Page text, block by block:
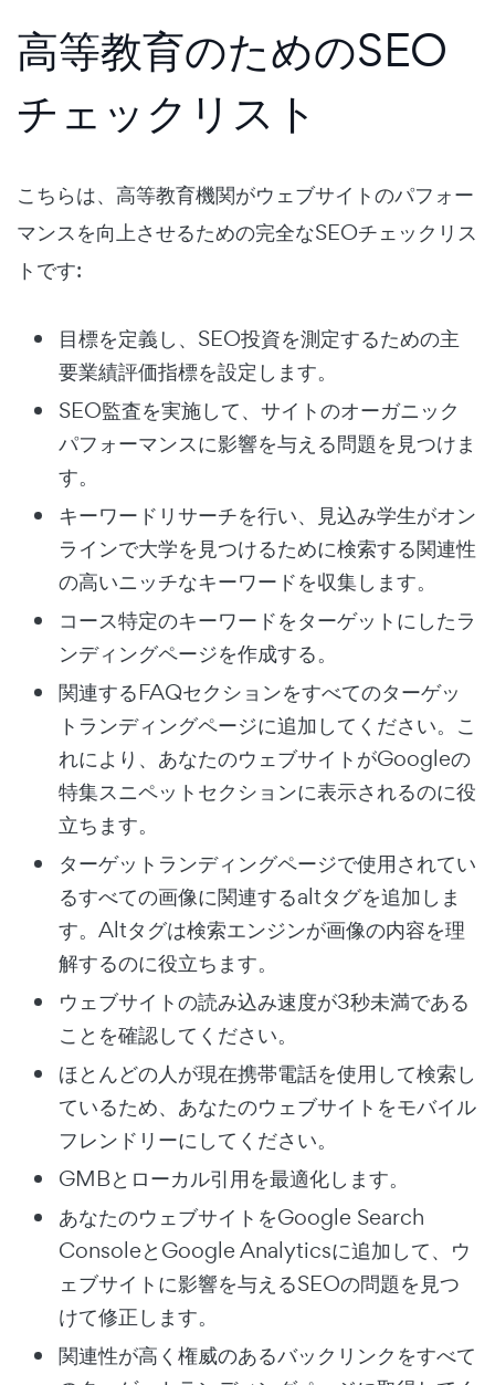
高等教育のためのSEO
チェックリスト
こちらは、高等教育機関がウェブサイトのパフォー
マンスを向上させるための完全なSEOチェックリス
トです:
目標を定義し、SEO投資を測定するための主
要業績評価指標を設定します。
SEO監査を実施して、サイトのオーガニック
パフォーマンスに影響を与える問題を見つけま
す。
キーワードリサーチを行い、見込み学生がオン
ラインで大学を見つけるために検索する関連性
の高いニッチなキーワードを収集します。
コース特定のキーワードをターゲットにしたラ
ンディングページを作成する。
関連するFAQセクションをすべてのターゲッ
トランディングページに追加してください。こ
れにより、あなたのウェブサイトがGoogleの
特集スニペットセクションに表示されるのに役
立ちます。
ターゲットランディングページで使用されてい
るすべての画像に関連するaltタグを追加しま
す。Altタグは検索エンジンが画像の内容を理
解するのに役立ちます。
ウェブサイトの読み込み速度が3秒未満である
ことを確認してください。
ほとんどの人が現在携帯電話を使用して検索し
ているため、あなたのウェブサイトをモバイル
フレンドリーにしてください。
GMBとローカル引用を最適化します。
あなたのウェブサイトをGoogle Search
ConsoleとGoogle Analyticsに追加して、ウ
ェブサイトに影響を与えるSEOの問題を見つ
けて修正します。
関連性が高く権威のあるバックリンクをすべて